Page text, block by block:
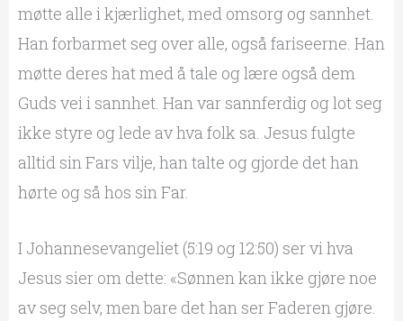
møtte alle i kjærlighet, med omsorg og sannhet.
Han forbarmet seg over alle, også fariseerne. Han
møtte deres hat med å tale og lære også dem
Guds vei i sannhet. Han var sannferdig og lot seg
ikke styre og lede av hva folk sa. Jesus fulgte
alltid sin Fars vilje, han talte og gjorde det han
hørte og så hos sin Far.
I Johannesevangeliet (5:19 og 12:50) ser vi hva
Jesus sier om dette: «Sønnen kan ikke gjøre noe
av seg selv, men bare det han ser Faderen gjøre.